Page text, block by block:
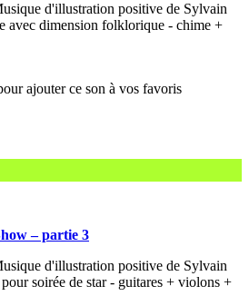
d'illustration positive de Sylvain
avec dimension folklorique - chime +
– partie 3
d'illustration positive de Sylvain
soirée de star - guitares + violons +